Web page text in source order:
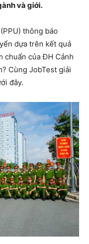
và giới.
thông báo
dựa trên kết quả
chuẩn của ĐH Cảnh
Cùng JobTest giải
đây.